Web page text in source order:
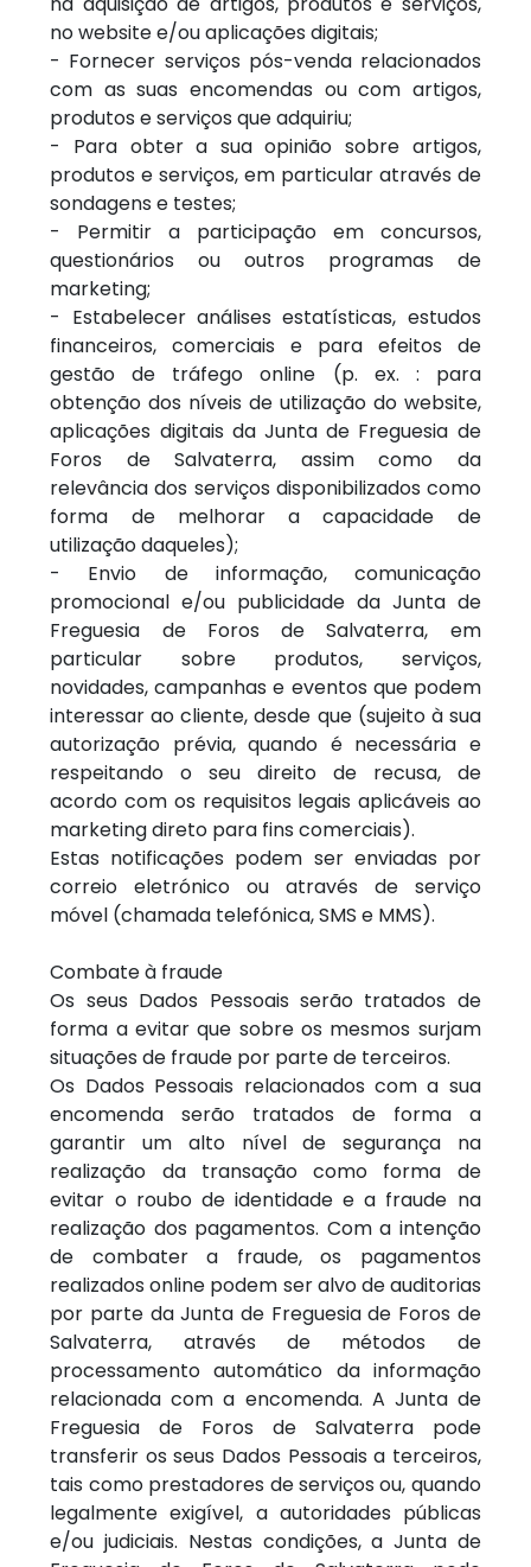
no website e/ou aplicações digitais;
- Fornecer serviços pós-venda relacionados
com as suas encomendas ou com artigos,
produtos e serviços que adquiriu;
- Para obter a sua opinião sobre artigos,
produtos e serviços, em particular através de
sondagens e testes;
- Permitir a participação em concursos,
questionários ou outros programas de
marketing;
- Estabelecer análises estatísticas, estudos
financeiros, comerciais e para efeitos de
gestão de tráfego online (p. ex. : para
obtenção dos níveis de utilização do website,
aplicações digitais da Junta de Freguesia de
Foros de Salvaterra, assim como da
relevância dos serviços disponibilizados como
forma de melhorar a capacidade de
utilização daqueles);
- Envio de informação, comunicação
promocional e/ou publicidade da Junta de
Freguesia de Foros de Salvaterra, em
particular sobre produtos, serviços,
novidades, campanhas e eventos que podem
interessar ao cliente, desde que (sujeito à sua
autorização prévia, quando é necessária e
respeitando o seu direito de recusa, de
acordo com os requisitos legais aplicáveis ao
marketing direto para fins comerciais).
Estas notificações podem ser enviadas por
correio eletrónico ou através de serviço
móvel (chamada telefónica, SMS e MMS).
Combate à fraude
Os seus Dados Pessoais serão tratados de
forma a evitar que sobre os mesmos surjam
situações de fraude por parte de terceiros.
Os Dados Pessoais relacionados com a sua
encomenda serão tratados de forma a
garantir um alto nível de segurança na
realização da transação como forma de
evitar o roubo de identidade e a fraude na
realização dos pagamentos. Com a intenção
de combater a fraude, os pagamentos
realizados online podem ser alvo de auditorias
por parte da Junta de Freguesia de Foros de
Salvaterra, através de métodos de
processamento automático da informação
relacionada com a encomenda. A Junta de
Freguesia de Foros de Salvaterra pode
transferir os seus Dados Pessoais a terceiros,
tais como prestadores de serviços ou, quando
legalmente exigível, a autoridades públicas
e/ou judiciais. Nestas condições, a Junta de